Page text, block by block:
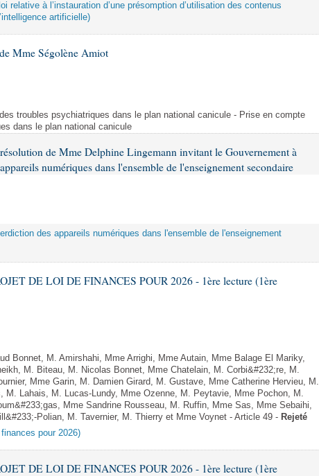
relative à l’instauration d’une présomption d’utilisation des contenus
artificielle)
Mme Ségolène Amiot
troubles psychiatriques dans le plan national canicule - Prise en compte
dans le plan national canicule
de Mme Delphine Lingemann invitant le Gouvernement à
numériques dans l'ensemble de l'enseignement secondaire
des appareils numériques dans l'ensemble de l'enseignement
DE LOI DE FINANCES POUR 2026 - 1ère lecture (1ère
Bonnet, M. Amirshahi, Mme Arrighi, Mme Autain, Mme Balage El Mariky,
M. Biteau, M. Nicolas Bonnet, Mme Chatelain, M. Corbi&#232;re, M.
Mme Garin, M. Damien Girard, M. Gustave, Mme Catherine Hervieu, M.
M. Lahais, M. Lucas-Lundy, Mme Ozenne, M. Peytavie, Mme Pochon, M.
Mme Sandrine Rousseau, M. Ruffin, Mme Sas, Mme Sebaihi,
Polian, M. Tavernier, M. Thierry et Mme Voynet - Article 49 - Rejeté
pour 2026)
DE LOI DE FINANCES POUR 2026 - 1ère lecture (1ère